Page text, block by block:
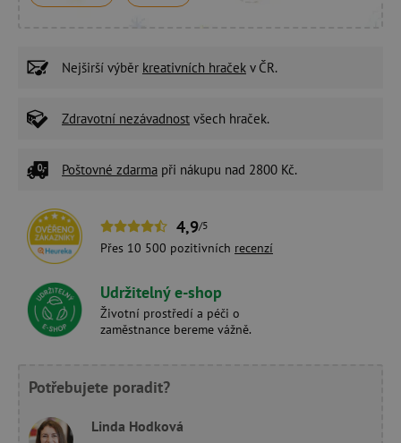
Nejširší výběr kreativních hraček v ČR.
Zdravotní nezávadnost všech hraček.
Poštovné zdarma při nákupu nad 2800 Kč.
4,9/5
Přes 10 500 pozitivních recenzí
Udržitelný e-shop
Životní prostředí a péči o
zaměstnance bereme vážně.
Potřebujete poradit?
Linda Hodková